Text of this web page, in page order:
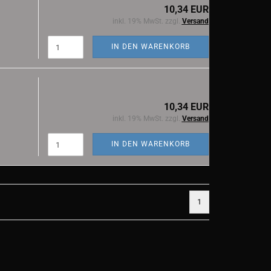
10,34 EUR
inkl. 19% MwSt. zzgl. Versand
IN DEN WARENKORB
10,34 EUR
inkl. 19% MwSt. zzgl. Versand
IN DEN WARENKORB
1